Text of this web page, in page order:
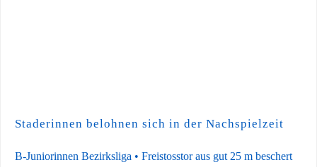
Staderinnen belohnen sich in der Nachspielzeit
B-Juniorinnen Bezirksliga • Freistosstor aus gut 25 m beschert